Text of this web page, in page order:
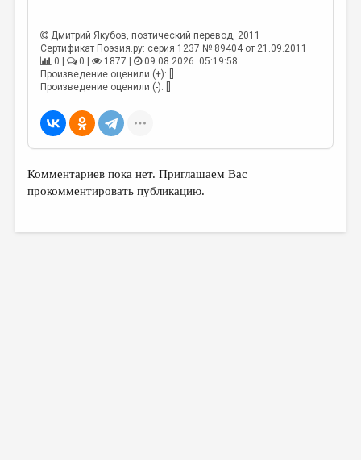
Дмитрий Якубов, поэтический перевод, 2011
Сертификат Поэзия.ру: серия 1237 № 89404 от 21.09.2011
0 |
0 | 1877 |
09.08.2026. 05:19:58
Произведение оценили (+): []
Произведение оценили (-): []
Комментариев пока нет. Приглашаем Вас
прокомментировать публикацию.